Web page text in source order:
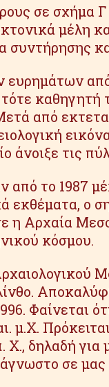
σε σχήμα
μέλη
συντήρησης
ευρημάτων
από
τις
το 1987
ο
η Αρχαία
κόσμου.
Φαίνεται
μ.Χ.
δηλαδή
σε